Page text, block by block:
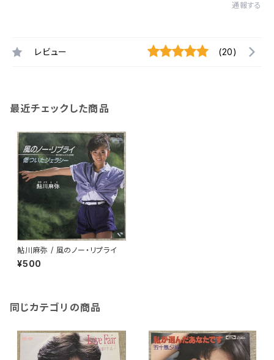
通報する
レビュー (20)
最近チェックした商品
鮎川麻弥 / 風のノー・リプライ
¥500
同じカテゴリの商品